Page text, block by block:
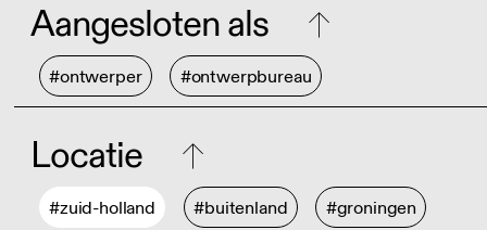
Aangesloten als
#ontwerper #ontwerpbureau
Locatie
#zuid-holland #buitenland #groningen